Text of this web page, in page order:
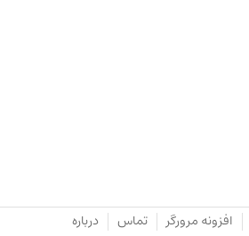
افزونه مرورگر تماس درباره